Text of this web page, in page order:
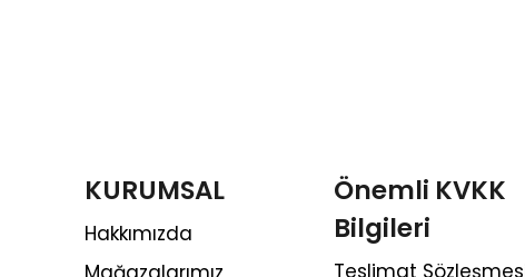
KURUMSAL
Hakkımızda
Önemli KVKK
Bilgileri
Teslimat